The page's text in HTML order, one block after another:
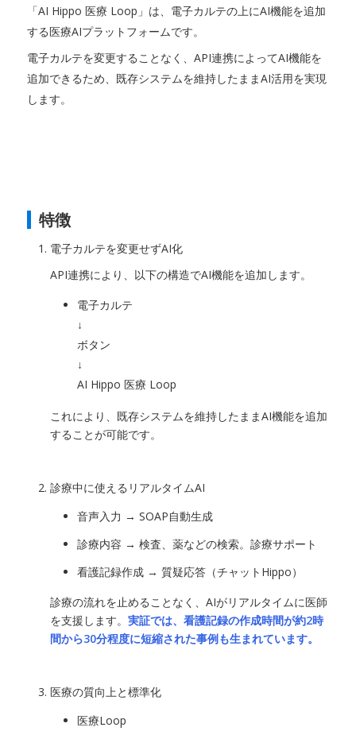
「AI Hippo 医療 Loop」は、電子カルテの上にAI機能を追加
する医療AIプラットフォームです。
電子カルテを変更することなく、API連携によってAI機能を
追加できるため、既存システムを維持したままAI活用を実現
します。
特徴
電子カルテを変更せずAI化
API連携により、以下の構造でAI機能を追加します。
電子カルテ
↓
ボタン
↓
AI Hippo 医療 Loop
これにより、既存システムを維持したままAI機能を追加
することが可能です。
診療中に使えるリアルタイムAI
音声入力 → SOAP自動生成
診療内容 → 検査、薬などの検索。診療サポート
看護記録作成 → 質疑応答（チャットHippo）
診療の流れを止めることなく、AIがリアルタイムに医師
を支援します。 実証では、看護記録の作成時間が約2時
間から30分程度に短縮された事例も生まれています。
医療の質向上と標準化
医療Loop